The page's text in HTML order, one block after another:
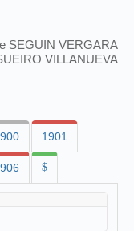
SEGUIN VERGARA
VILLANUEVA
1901
$